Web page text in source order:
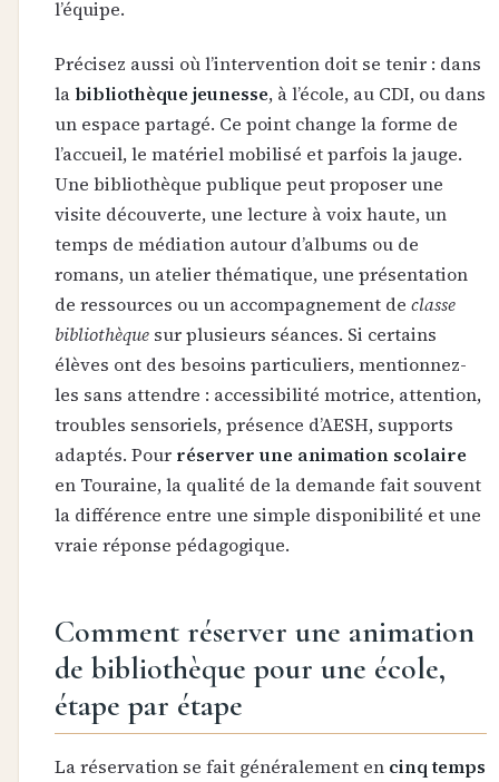
l’équipe.
Précisez aussi où l’intervention doit se tenir : dans
labibliothèque jeunesse, à l’école, au CDI, ou dans
un espace partagé. Ce point change la forme de
l’accueil, le matériel mobilisé et parfois la jauge.
Une bibliothèque publique peut proposer une
visite découverte, une lecture à voix haute, un
temps de médiation autour d’albums ou de
romans, un atelier thématique, une présentation
de ressources ou un accompagnement de classe
bibliothèque sur plusieurs séances. Si certains
élèves ont des besoins particuliers, mentionnez-
les sans attendre : accessibilité motrice, attention,
troubles sensoriels, présence d’AESH, supports
adaptés. Pour réserver une animation scolaire
en Touraine, la qualité de la demande fait souvent
la différence entre une simple disponibilité et une
vraie réponse pédagogique.
Comment réserver une animation
de bibliothèque pour une école,
étape par étape
La réservation se fait généralement en cinq temps